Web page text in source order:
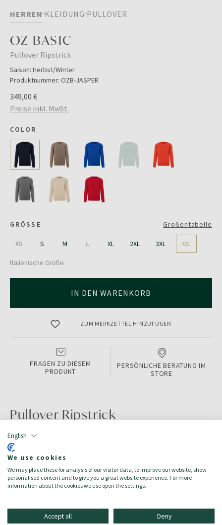
English
We use cookies
We may place these for analysis of our visitor data, to improve our website, show
personalised content and to give you a great website experience. For more
information about the cookies we use open the settings.
Accept all Deny
HERREN KLEIDUNG PULLOVER
OZ BASIC
Pullover Ripstrick
Saison: Herbst/Winter
Produktnummer: OZB-JASPER
349,00 €
Preise inkl. MwSt.
COLOR
GRÖSSE Größentabelle
XS S M L XL 2XL 3XL 4XL
Italienische Größe
IN DEN WARENKORB
ZUM MERKZETTEL HINZUFÜGEN
FRAGEN ZU DIESEM
PRODUKT
PERSÖNLICHE BERATUNG IM
STORE
Pullover Ripstrick
PRODUKTINFORMATIONEN
Color: DARK NAVY MEL
Größe: 4XL
Zielgruppe:Herren/Uomo